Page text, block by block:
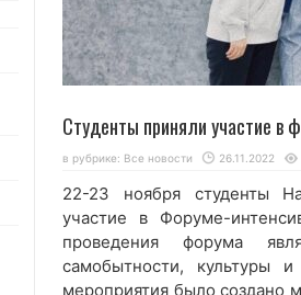
Студенты приняли участие в
в рубрике: Все новости 26.11.2022
22-23 ноября студенты
участие в Форуме-
проведения форума
самобытности, культуры
мероприятия было создано